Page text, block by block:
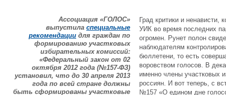
Ассоциация «ГОЛОС»
выпустила специальные
рекомендации для граждан по
формированию участковых
избирательных комиссий:
«Федеральный закон от 02
октября 2012 года (№157-ФЗ)
установил, что до 30 апреля 2013
года по всей стране должны
быть сформированы участковые
Град критики и ненависти,
УИК во время последних
огромен. Рунет полон
наблюдателям
бюллетени, то есть
воровством голосов. В
именно члены участковых
россиян. И вот теперь, с
№157 «О едином дне